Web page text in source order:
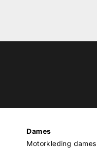
Dames
Motorkleding dames